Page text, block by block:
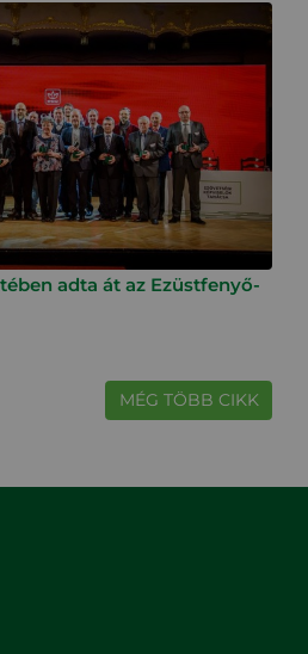
adta át az Ezüstfenyő-
MÉG TÖBB CIKK